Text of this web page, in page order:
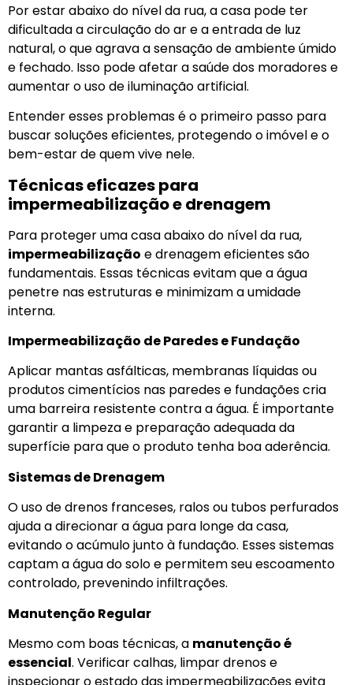
Por estar abaixo do nível da rua, a casa pode ter
dificultada a circulação do ar e a entrada de luz
natural, o que agrava a sensação de ambiente úmido
e fechado. Isso pode afetar a saúde dos moradores e
aumentar o uso de iluminação artificial.
Entender esses problemas é o primeiro passo para
buscar soluções eficientes, protegendo o imóvel e o
bem-estar de quem vive nele.
Técnicas eficazes para
impermeabilização e drenagem
Para proteger uma casa abaixo do nível da rua,
impermeabilização e drenagem eficientes são
fundamentais. Essas técnicas evitam que a água
penetre nas estruturas e minimizam a umidade
interna.
Impermeabilização de Paredes e Fundação
Aplicar mantas asfálticas, membranas líquidas ou
produtos cimentícios nas paredes e fundações cria
uma barreira resistente contra a água. É importante
garantir a limpeza e preparação adequada da
superfície para que o produto tenha boa aderência.
Sistemas de Drenagem
O uso de drenos franceses, ralos ou tubos perfurados
ajuda a direcionar a água para longe da casa,
evitando o acúmulo junto à fundação. Esses sistemas
captam a água do solo e permitem seu escoamento
controlado, prevenindo infiltrações.
Manutenção Regular
Mesmo com boas técnicas, a manutenção é
essencial. Verificar calhas, limpar drenos e